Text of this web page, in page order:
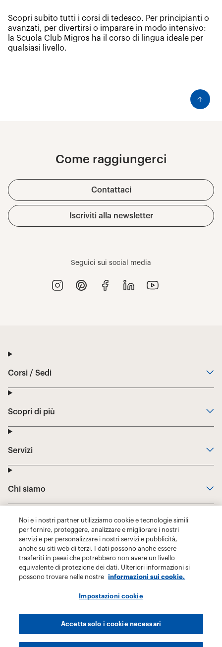
Noi e i nostri partner utilizziamo cookie e tecnologie simili
per fornire, proteggere, analizzare e migliorare i nostri
servizi e per personalizzare i nostri servizi e pubblicità,
anche su siti web di terzi. I dati possono anche essere
trasferiti in paesi che potrebbero non avere un livello
equivalente di protezione dei dati. Ulteriori informazioni si
possono trovare nelle nostre
informazioni sui cookie.
Impostazioni cookie
Accetta solo i cookie necessari